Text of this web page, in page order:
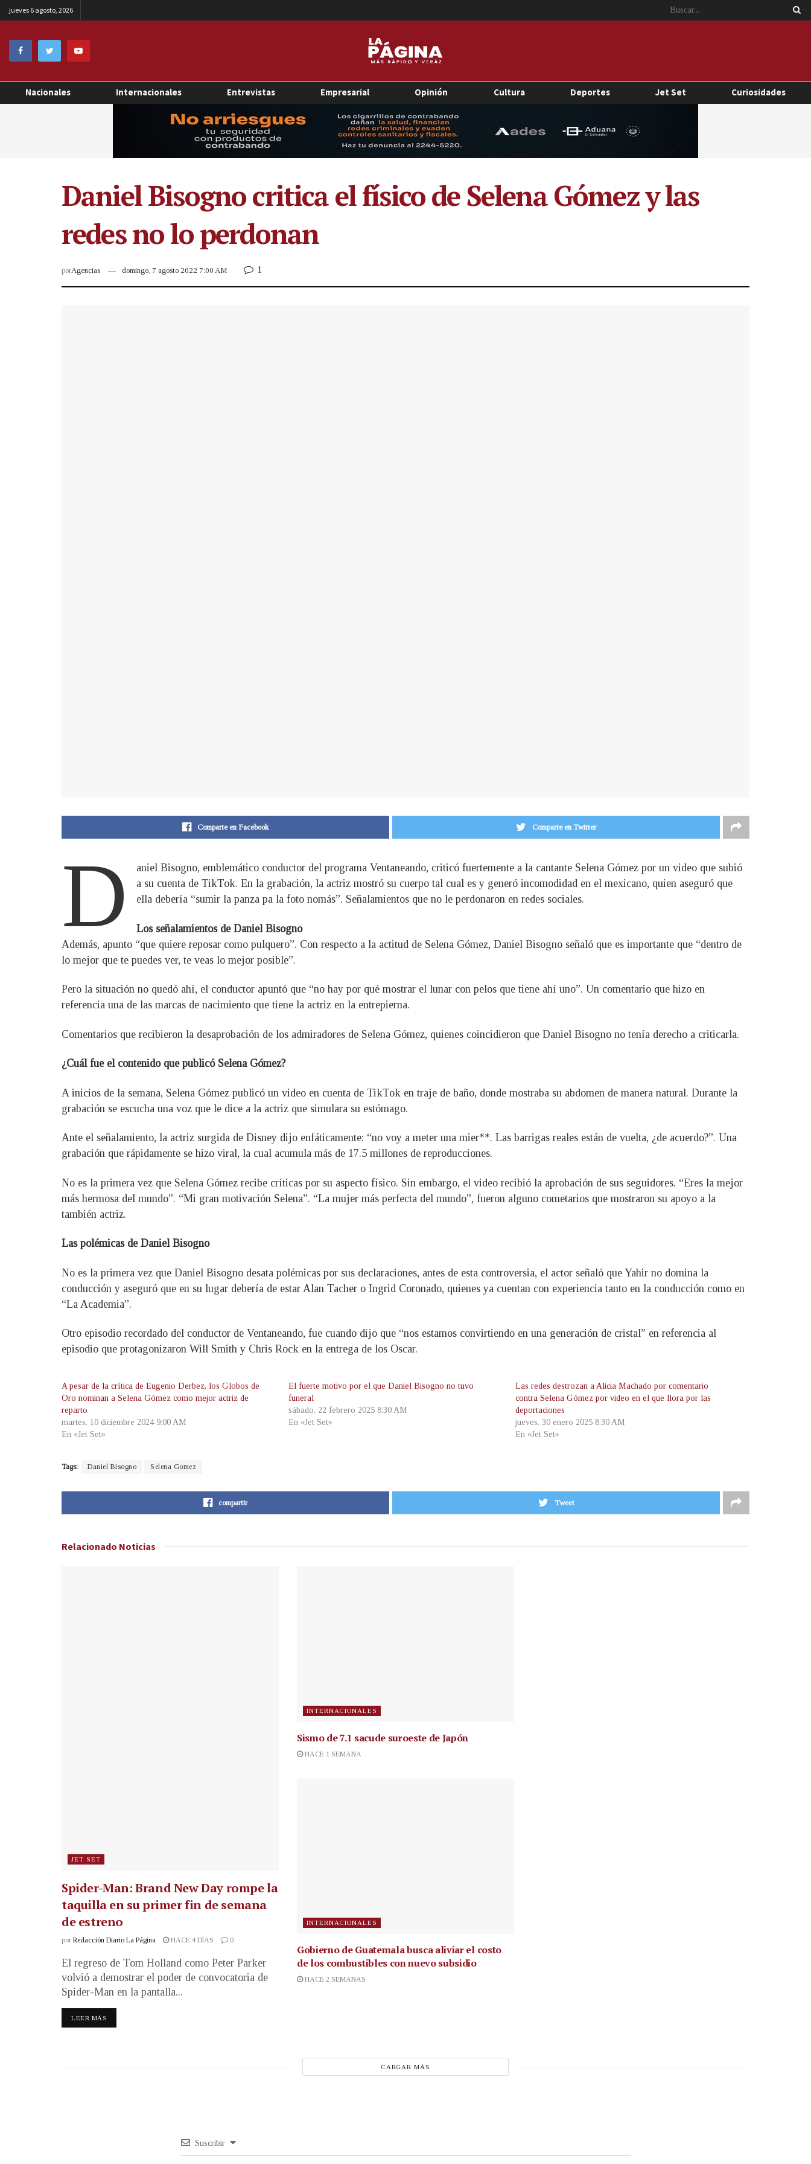
jueves 6 agosto, 2026
Nacionales Internacionales Entrevistas Empresarial Opinión Cultura Deportes Jet Set Curiosidades
Daniel Bisogno critica el físico de Selena Gómez y las
redes no lo perdonan
porAgencias domingo, 7 agosto 2022 7:00 AM 1
Comparte en Facebook Comparte en Twitter
D
aniel Bisogno, emblemático conductor del programa Ventaneando, criticó fuertemente a la cantante Selena Gómez por un video que subió
a su cuenta de TikTok. En la grabación, la actriz mostró su cuerpo tal cual es y generó incomodidad en el mexicano, quien aseguró que
ella debería “sumir la panza pa la foto nomás”. Señalamientos que no le perdonaron en redes sociales.
Los señalamientos de Daniel Bisogno
Además, apunto “que quiere reposar como pulquero”. Con respecto a la actitud de Selena Gómez, Daniel Bisogno señaló que es importante que “dentro de
lo mejor que te puedes ver, te veas lo mejor posible”.
Pero la situación no quedó ahí, el conductor apuntó que “no hay por qué mostrar el lunar con pelos que tiene ahí uno”. Un comentario que hizo en
referencia una de las marcas de nacimiento que tiene la actriz en la entrepierna.
Comentarios que recibieron la desaprobación de los admiradores de Selena Gómez, quienes coincidieron que Daniel Bisogno no tenía derecho a criticarla.
¿Cuál fue el contenido que publicó Selena Gómez?
A inicios de la semana, Selena Gómez publicó un video en cuenta de TikTok en traje de baño, donde mostraba su abdomen de manera natural. Durante la
grabación se escucha una voz que le dice a la actriz que simulara su estómago.
Ante el señalamiento, la actriz surgida de Disney dijo enfáticamente: “no voy a meter una mier**. Las barrigas reales están de vuelta, ¿de acuerdo?”. Una
grabación que rápidamente se hizo viral, la cual acumula más de 17.5 millones de reproducciones.
No es la primera vez que Selena Gómez recibe críticas por su aspecto físico. Sin embargo, el video recibió la aprobación de sus seguidores. “Eres la mejor
más hermosa del mundo”. “Mi gran motivación Selena”. “La mujer más perfecta del mundo”, fueron alguno cometarios que mostraron su apoyo a la
también actriz.
Las polémicas de Daniel Bisogno
No es la primera vez que Daniel Bisogno desata polémicas por sus declaraciones, antes de esta controversia, el actor señaló que Yahir no domina la
conducción y aseguró que en su lugar debería de estar Alan Tacher o Ingrid Coronado, quienes ya cuentan con experiencia tanto en la conducción como en
“La Academia”.
Otro episodio recordado del conductor de Ventaneando, fue cuando dijo que “nos estamos convirtiendo en una generación de cristal” en referencia al
episodio que protagonizaron Will Smith y Chris Rock en la entrega de los Oscar.
A pesar de la crítica de Eugenio Derbez, los Globos de
Oro nominan a Selena Gómez como mejor actriz de
reparto
martes, 10 diciembre 2024 9:00 AM
En «Jet Set»
El fuerte motivo por el que Daniel Bisogno no tuvo
funeral
sábado, 22 febrero 2025 8:30 AM
En «Jet Set»
Las redes destrozan a Alicia Machado por comentario
contra Selena Gómez por video en el que llora por las
deportaciones
jueves, 30 enero 2025 8:30 AM
En «Jet Set»
Tags: Daniel Bisogno Selena Gomez
compartir Tweet
Relacionado Noticias
JET SET
Spider-Man: Brand New Day rompe la
taquilla en su primer fin de semana
de estreno
por Redacción Diario La Página HACE 4 DÍAS 0
El regreso de Tom Holland como Peter Parker
volvió a demostrar el poder de convocatoria de
Spider-Man en la pantalla...
LEER MÁS
INTERNACIONALES
Sismo de 7.1 sacude suroeste de Japón
HACE 1 SEMANA
INTERNACIONALES
Gobierno de Guatemala busca aliviar el costo
de los combustibles con nuevo subsidio
HACE 2 SEMANAS
CARGAR MÁS
Suscribir